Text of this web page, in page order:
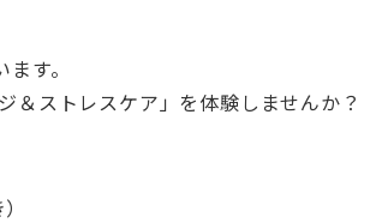
す。
＆ストレスケア」を体験しませんか？